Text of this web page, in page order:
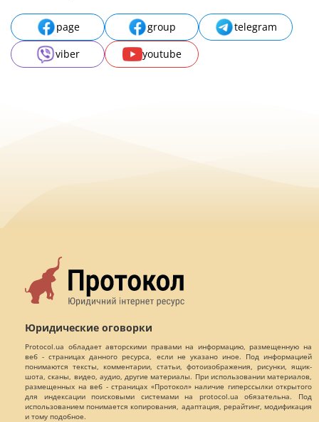
page group
telegram
viber
youtube
Юридические оговорки
Protocol.ua обладает авторскими правами на информацию, размещенную на
веб - страницах данного ресурса, если не указано иное. Под информацией
понимаются тексты, комментарии, статьи, фотоизображения, рисунки, ящик-
шота, сканы, видео, аудио, другие материалы. При использовании материалов,
размещенных на веб - страницах «Протокол» наличие гиперссылки открытого
для индексации поисковыми системами на protocol.ua обязательна. Под
использованием понимается копирования, адаптация, рерайтинг, модификация
и тому подобное.